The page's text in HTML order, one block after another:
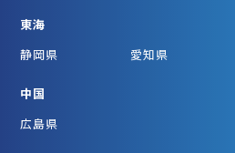
東海
静岡県
愛知県
中国
広島県